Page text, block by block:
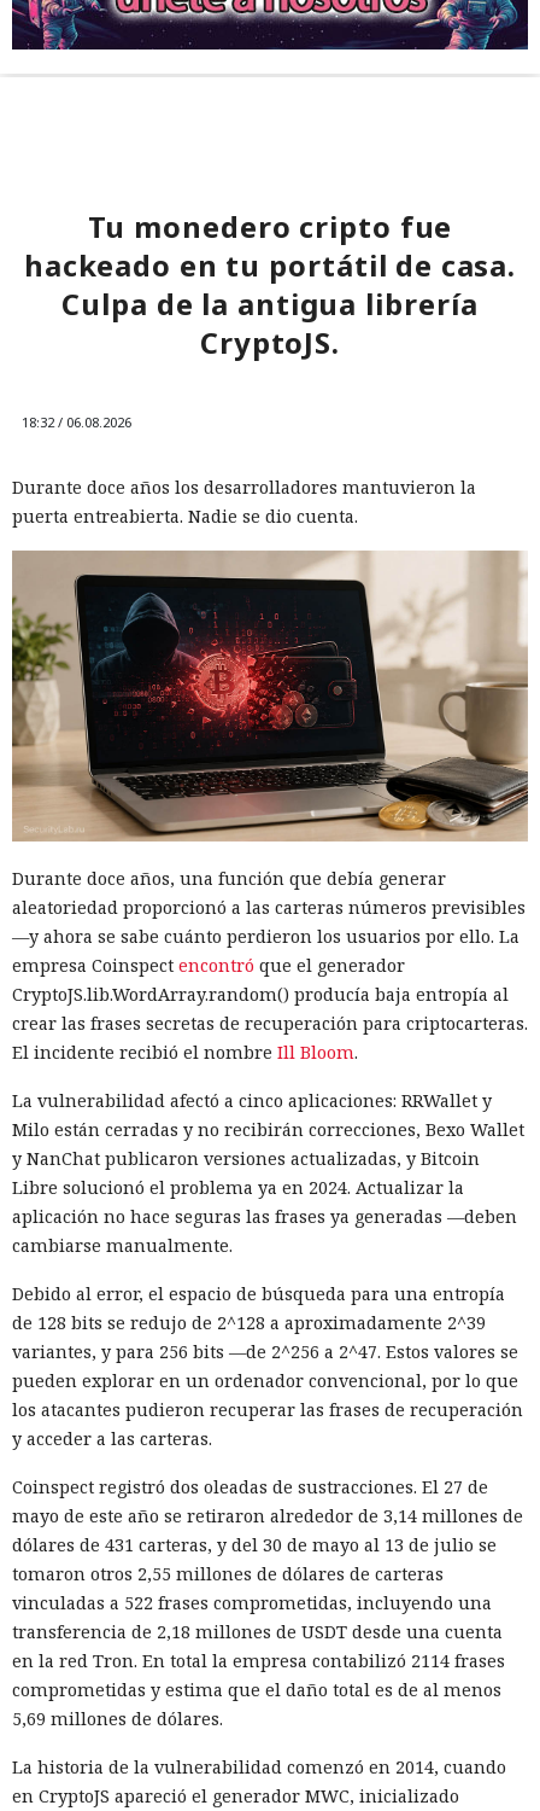
Tu monedero cripto fue
hackeado en tu portátil de casa.
Culpa de la antigua librería
CryptoJS.
18:32 / 06.08.2026
Durante doce años los desarrolladores mantuvieron la
puerta entreabierta. Nadie se dio cuenta.
Durante doce años, una función que debía generar
aleatoriedad proporcionó a las carteras números previsibles
—y ahora se sabe cuánto perdieron los usuarios por ello. La
empresa Coinspect encontró que el generador
CryptoJS.lib.WordArray.random() producía baja entropía al
crear las frases secretas de recuperación para criptocarteras.
El incidente recibió el nombre Ill Bloom.
La vulnerabilidad afectó a cinco aplicaciones: RRWallet y
Milo están cerradas y no recibirán correcciones, Bexo Wallet
y NanChat publicaron versiones actualizadas, y Bitcoin
Libre solucionó el problema ya en 2024. Actualizar la
aplicación no hace seguras las frases ya generadas —deben
cambiarse manualmente.
Debido al error, el espacio de búsqueda para una entropía
de 128 bits se redujo de 2^128 a aproximadamente 2^39
variantes, y para 256 bits —de 2^256 a 2^47. Estos valores se
pueden explorar en un ordenador convencional, por lo que
los atacantes pudieron recuperar las frases de recuperación
y acceder a las carteras.
Coinspect registró dos oleadas de sustracciones. El 27 de
mayo de este año se retiraron alrededor de 3,14 millones de
dólares de 431 carteras, y del 30 de mayo al 13 de julio se
tomaron otros 2,55 millones de dólares de carteras
vinculadas a 522 frases comprometidas, incluyendo una
transferencia de 2,18 millones de USDT desde una cuenta
en la red Tron. En total la empresa contabilizó 2114 frases
comprometidas y estima que el daño total es de al menos
5,69 millones de dólares.
La historia de la vulnerabilidad comenzó en 2014, cuando
en CryptoJS apareció el generador MWC, inicializado